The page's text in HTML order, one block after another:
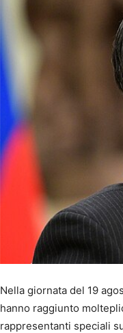
Nella giornata del 19
hanno raggiunto
rappresentanti speciali